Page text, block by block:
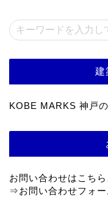
建
KOBE MARKS 神戸
お問い合わせはこちら
⇒お問い合わせフォー